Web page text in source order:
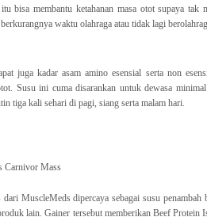
bisa membantu ketahanan masa otot supaya tak
waktu olahraga atau tidak lagi
juga kadar asam amino esensial serta non
Susu ini cuma disarankan untuk dewasa
tiga kali sehari di pagi, siang serta malam hari.
Carnivor Mass
MuscleMeds dipercaya sebagai susu
lain. Gainer tersebut memberikan Beef Protein